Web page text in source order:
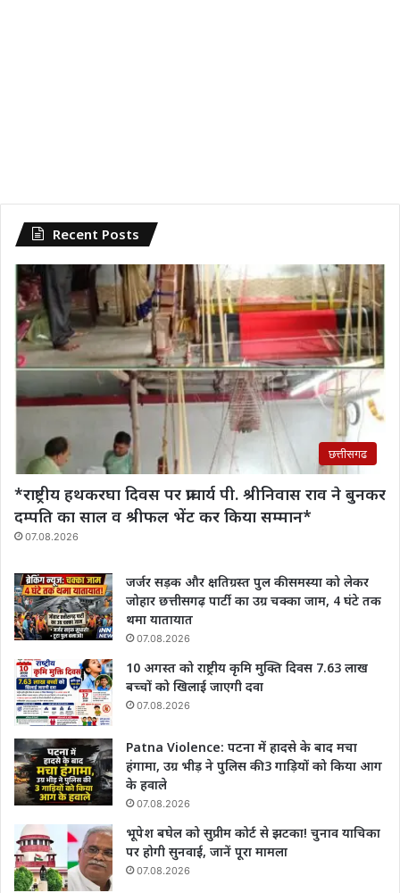
Recent Posts
छत्तीसगढ
*राष्ट्रीय हथकरघा दिवस पर प्राचार्य पी. श्रीनिवास राव‌ ने बुनकर
दम्पति का साल व श्रीफल भेंट कर किया सम्मान*
07.08.2026
जर्जर सड़क और क्षतिग्रस्त पुल की समस्या को लेकर
जोहार छत्तीसगढ़ पार्टी का उग्र चक्का जाम, 4 घंटे तक
थमा यातायात
07.08.2026
10 अगस्त को राष्ट्रीय कृमि मुक्ति दिवस 7.63 लाख
बच्चों को खिलाई जाएगी दवा
07.08.2026
Patna Violence: पटना में हादसे के बाद मचा
हंगामा, उग्र भीड़ ने पुलिस की 3 गाड़ियों को किया आग
के हवाले
07.08.2026
भूपेश बघेल को सुप्रीम कोर्ट से झटका! चुनाव याचिका
पर होगी सुनवाई, जानें पूरा मामला
07.08.2026